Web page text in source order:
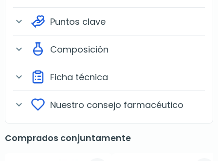
expand_more Puntos clave
expand_more Composición
expand_more Ficha técnica
expand_more Nuestro consejo farmacéutico
Comprados conjuntamente